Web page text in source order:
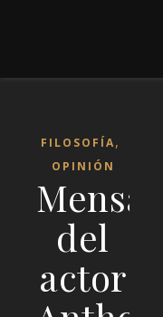
FILOSOFÍA,
OPINIÓN
Mensaje
del
actor